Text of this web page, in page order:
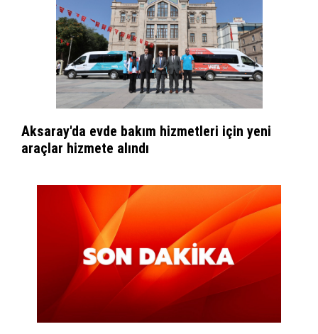
Aksaray'da evde bakım hizmetleri için yeni
araçlar hizmete alındı